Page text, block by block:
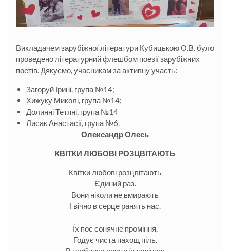
Викладачем зарубіжної літератури Кубицькою О.В. було
проведено літературний флешбом поезії зарубіжних
поетів. Дякуємо, учасникам за активну участь:
Загоруй Ірині, група №14;
Хижуку Миколі, група №14;
Долинні Тетяні, група №14
Лисак Анастасії, група №6.
Олександр Олесь
КВІТКИ ЛЮБОВІ РОЗЦВІТАЮТЬ
Квітки любові розцвітають
Єдиний раз.
Вони ніколи не вмирають
І вічно в серце ранять нас.
Їх поє сонячне проміння,
Годує чиста пахощ піль.